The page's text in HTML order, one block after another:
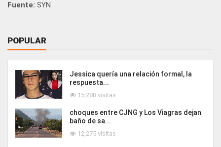
Fuente: SYN
POPULAR
Jessica quería una relación formal, la
respuesta...
15,288 visitas
choques entre CJNG y Los Viagras dejan
baño de sa...
12,275 visitas